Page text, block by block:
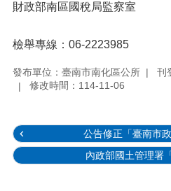
財政部南區國稅局監察室
檢舉專線：06-2223985
發布單位：臺南市南化區公所
刊
修改時間：114-11-06
公告修正「臺南市
內政部國土管理署